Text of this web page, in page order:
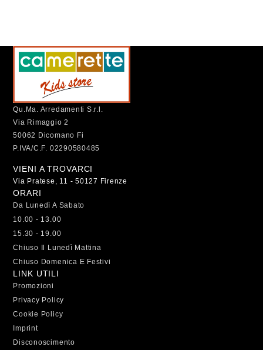
Qu.Ma. Arredamenti S.r.l.
Via Rimaggio 2
50062 Dicomano Fi
P.IVA/C.F. 02290580485
VIENI A TROVARCI
Via Pratese, 11 - 50127 Firenze
ORARI
Da Lunedì A Sabato
10.00 - 13.00
15.30 - 19.00
Chiuso Il Lunedì Mattina
Chiuso Domenica E Festivi
LINK UTILI
Promozioni
Privacy Policy
Cookie Policy
Imprint
Disconoscimento